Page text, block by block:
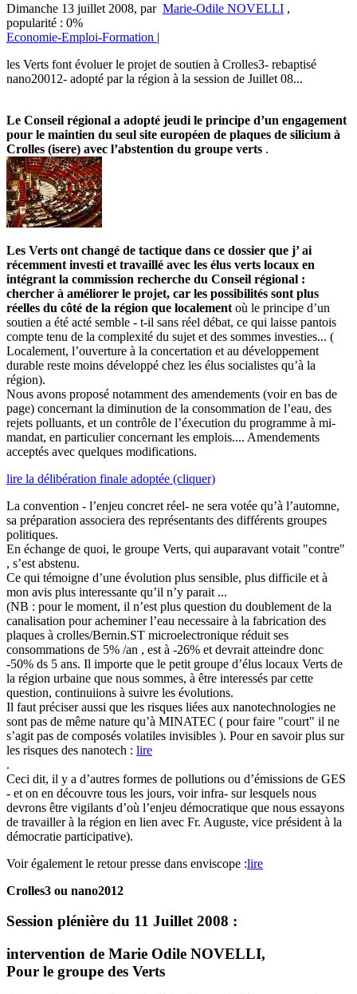
Dimanche 13 juillet 2008, par Marie-Odile NOVELLI ,
popularité : 0%
Economie-Emploi-Formation |
les Verts font évoluer le projet de soutien à Crolles3- rebaptisé
nano20012- adopté par la région à la session de Juillet 08...
Le Conseil régional a adopté jeudi le principe d’un engagement
pour le maintien du seul site européen de plaques de silicium à
Crolles (isere) avec l’abstention du groupe verts .
Les Verts ont changé de tactique dans ce dossier que j’ ai
récemment investi et travaillé avec les élus verts locaux en
intégrant la commission recherche du Conseil régional :
chercher à améliorer le projet, car les possibilités sont plus
réelles du côté de la région que localement où le principe d’un
soutien a été acté semble - t-il sans réel débat, ce qui laisse pantois
compte tenu de la complexité du sujet et des sommes investies... (
Localement, l’ouverture à la concertation et au développement
durable reste moins développé chez les élus socialistes qu’à la
région).
Nous avons proposé notamment des amendements (voir en bas de
page) concernant la diminution de la consommation de l’eau, des
rejets polluants, et un contrôle de l’éxecution du programme à mi-
mandat, en particulier concernant les emplois.... Amendements
acceptés avec quelques modifications.
lire la délibération finale adoptée (cliquer)
La convention - l’enjeu concret réel- ne sera votée qu’à l’automne,
sa préparation associera des représentants des différents groupes
politiques.
En échange de quoi, le groupe Verts, qui auparavant votait "contre"
, s’est abstenu.
Ce qui témoigne d’une évolution plus sensible, plus difficile et à
mon avis plus interessante qu’il n’y parait ...
(NB : pour le moment, il n’est plus question du doublement de la
canalisation pour acheminer l’eau necessaire à la fabrication des
plaques à crolles/Bernin.ST microelectronique réduit ses
consommations de 5% /an , est à -26% et devrait atteindre donc
-50% ds 5 ans. Il importe que le petit groupe d’élus locaux Verts de
la région urbaine que nous sommes, à être interessés par cette
question, continuiions à suivre les évolutions.
Il faut préciser aussi que les risques liées aux nanotechnologies ne
sont pas de même nature qu’à MINATEC ( pour faire "court" il ne
s’agit pas de composés volatiles invisibles ). Pour en savoir plus sur
les risques des nanotech : lire
.
Ceci dit, il y a d’autres formes de pollutions ou d’émissions de GES
- et on en découvre tous les jours, voir infra- sur lesquels nous
devrons être vigilants d’où l’enjeu démocratique que nous essayons
de travailler à la région en lien avec Fr. Auguste, vice président à la
démocratie participative).
Voir également le retour presse dans enviscope :lire
Crolles3 ou nano2012
Session plénière du 11 Juillet 2008 :
intervention de Marie Odile NOVELLI,
Pour le groupe des Verts